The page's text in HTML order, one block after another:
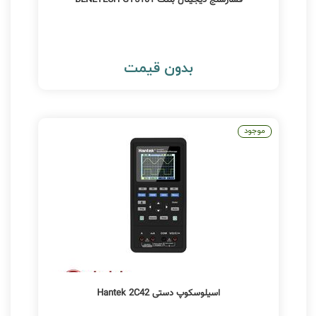
بدون قیمت
اسیلوسکوپ دستی Hantek 2C42
موجود